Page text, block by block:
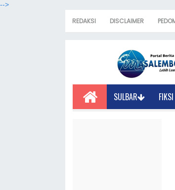
-->
REDAKSI DISCLAIMER
SULBAR FIKSI